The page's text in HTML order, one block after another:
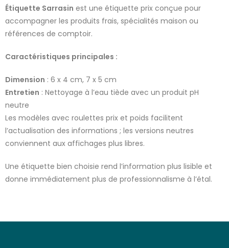
Étiquette Sarrasin est une étiquette prix conçue pour
accompagner les produits frais, spécialités maison ou
références de comptoir.
Caractéristiques principales :
Dimension : 6 x 4 cm, 7 x 5 cm
Entretien : Nettoyage à l’eau tiède avec un produit pH
neutre
Les modèles avec roulettes prix et poids facilitent
l’actualisation des informations ; les versions neutres
conviennent aux affichages plus libres.
Une étiquette bien choisie rend l’information plus lisible et
donne immédiatement plus de professionnalisme à l’étal.